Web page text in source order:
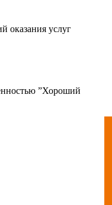
оказания услуг
”Хороший